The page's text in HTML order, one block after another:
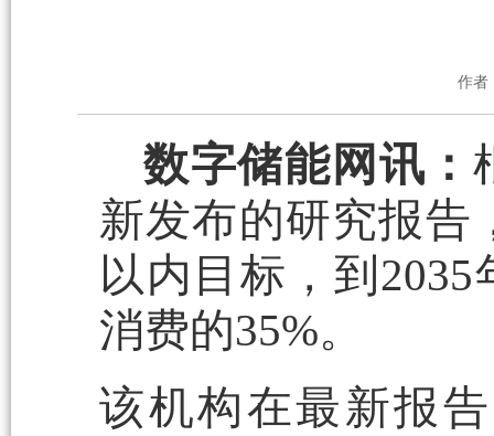
作者
数字储能网讯：
新发布的研究报
以内目标，到
消费的35%。
该机构在最新报